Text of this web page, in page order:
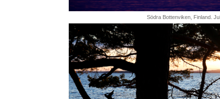
Södra Bottenviken, Finland.